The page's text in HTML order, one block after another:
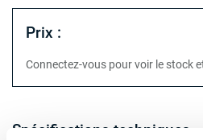
Prix :
Connectez-vous pour voir le stock
Spécifications techniques